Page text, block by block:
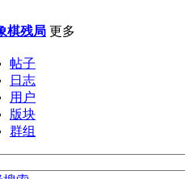
棋残局 更多
帖子
日志
用户
版块
群组